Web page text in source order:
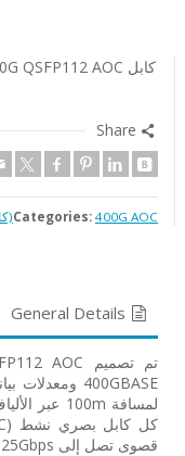
Share
Categories: 400G AOC(كابل بصري نشط)
General Details
قصوى تصل إلى 106.25Gbps.